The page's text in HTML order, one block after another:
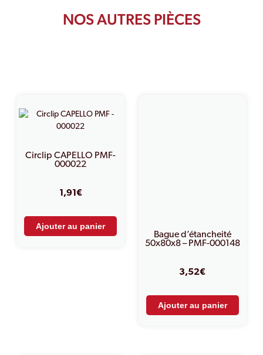
NOS AUTRES PIÈCES
Circlip CAPELLO PMF-
000022
1,91 €
Ajouter au panier
Bague d’étancheité
50x80x8 – PMF-000148
3,52€
Ajouter au panier